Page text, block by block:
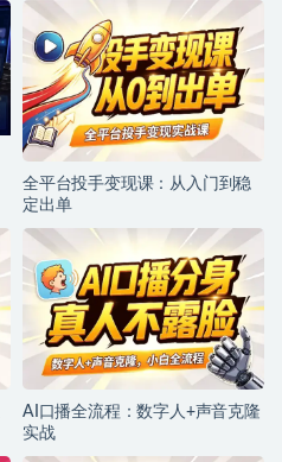
全平台投手变现课：从入门到稳
定出单
AI口播全流程：数字人+声音克隆
实战